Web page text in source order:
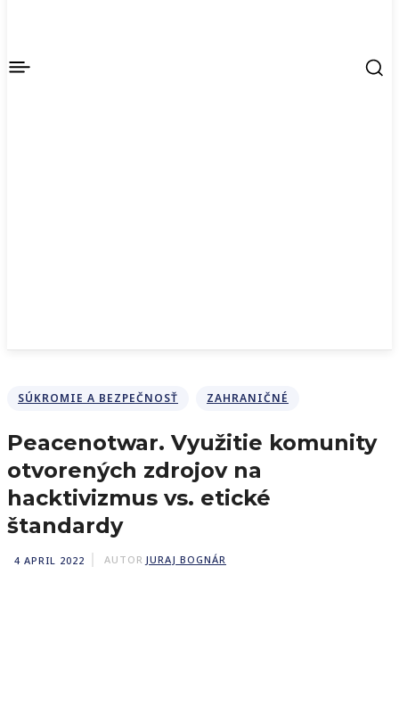
SÚKROMIE A BEZPEČNOSŤ ZAHRANIČNÉ
Peacenotwar. Využitie komunity
otvorených zdrojov na
hacktivizmus vs. etické
štandardy
4 APRIL 2022 AUTOR JURAJ BOGNÁR